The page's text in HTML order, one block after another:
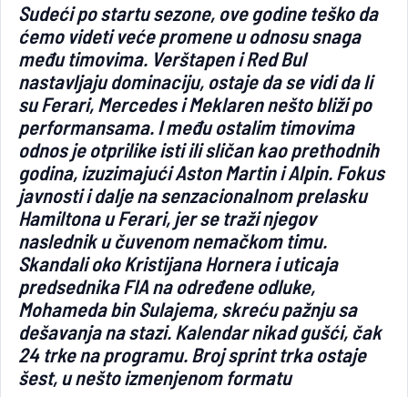
Sudeći po startu sezone, ove godine teško da
ćemo videti veće promene u odnosu snaga
među timovima. Verštapen i Red Bul
nastavljaju dominaciju, ostaje da se vidi da li
su Ferari, Mercedes i Meklaren nešto bliži po
performansama. I među ostalim timovima
odnos je otprilike isti ili sličan kao prethodnih
godina, izuzimajući Aston Martin i Alpin. Fokus
javnosti i dalje na senzacionalnom prelasku
Hamiltona u Ferari, jer se traži njegov
naslednik u čuvenom nemačkom timu.
Skandali oko Kristijana Hornera i uticaja
predsednika FIA na određene odluke,
Mohameda bin Sulajema, skreću pažnju sa
dešavanja na stazi. Kalendar nikad gušći, čak
24 trke na programu. Broj sprint trka ostaje
šest, u nešto izmenjenom formatu